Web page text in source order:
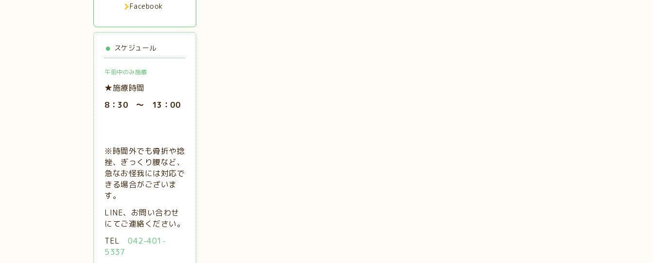
Facebook
スケジュール
午前中のみ施療
★施療時間
8：30 ～ 13：00
※時間外でも骨折や捻
挫、ぎっくり腰など、
急なお怪我には対応で
きる場合がございま
す。
LINE、お問い合わせ
にてご連絡ください。
TEL 042-401-
5337